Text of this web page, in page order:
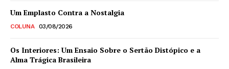
Um Emplasto Contra a Nostalgia
COLUNA 03/08/2026
Os Interiores: Um Ensaio Sobre o Sertão Distópico e a
Alma Trágica Brasileira